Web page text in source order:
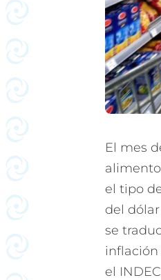
El mes
el tipo
del
se
inflación
el